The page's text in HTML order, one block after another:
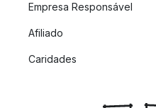
Empresa Responsável
Afiliado
Caridades